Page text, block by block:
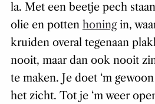
la. Met een beetje pech
olie en potten honingin,
kruiden overal tegenaan
nooit, maar dan ook nooit
te maken. Je doet ‘m
het zicht. Tot je ‘m weer